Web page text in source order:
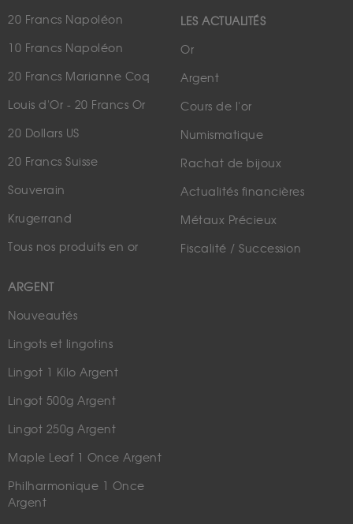
20 Francs Napoléon
10 Francs Napoléon
20 Francs Marianne Coq
Louis d'Or - 20 Francs Or
20 Dollars US
20 Francs Suisse
Souverain
Krugerrand
Tous nos produits en or
ARGENT
Nouveautés
Lingots et lingotins
Lingot 1 Kilo Argent
Lingot 500g Argent
Lingot 250g Argent
Maple Leaf 1 Once Argent
Philharmonique 1 Once
Argent
LES ACTUALITÉS
Or
Argent
Cours de l'or
Numismatique
Rachat de bijoux
Actualités financières
Métaux Précieux
Fiscalité / Succession